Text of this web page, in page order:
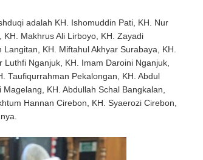
adalah KH. Ishomuddin Pati, KH. Nur
Makhrus Ali Lirboyo, KH. Zayadi
KH. Miftahul Akhyar Surabaya, KH.
Nganjuk, KH. Imam Daroini Nganjuk,
Taufiqurrahman Pekalongan, KH. Abdul
KH. Abdullah Schal Bangkalan,
Hannan Cirebon, KH. Syaerozi Cirebon,